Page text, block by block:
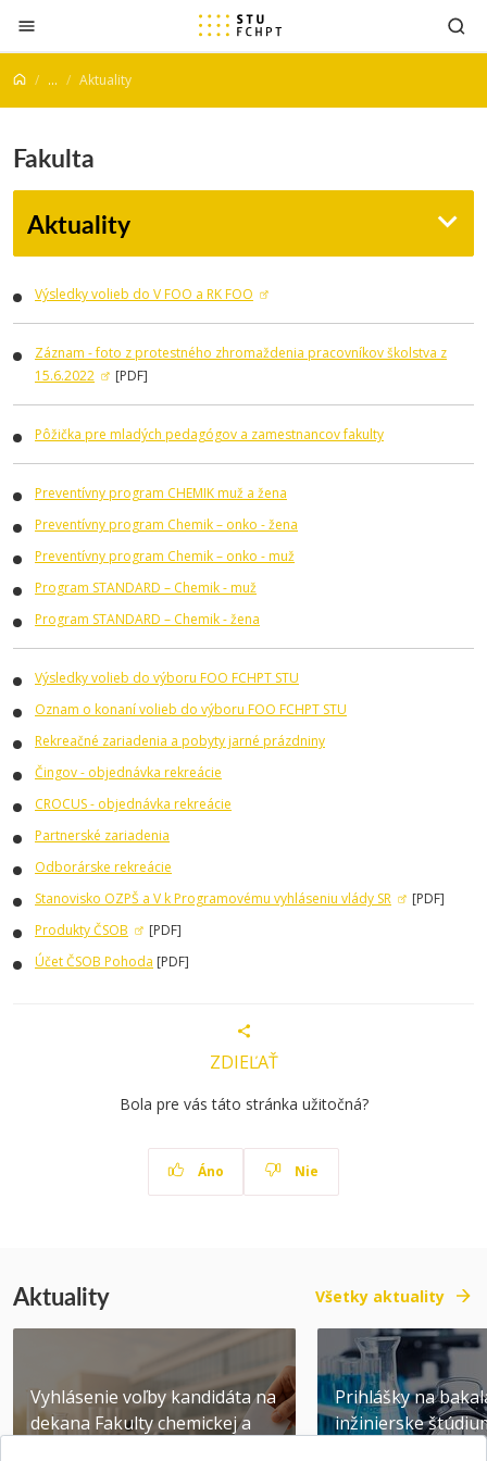
Prejsť na obsah
... Aktuality
Fakulta
Aktuality
Výsledky volieb do V FOO a RK FOO
Záznam - foto z protestného zhromaždenia pracovníkov školstva z
15.6.2022
[PDF]
Pôžička pre mladých pedagógov a zamestnancov fakulty
Preventívny program CHEMIK muž a žena
Preventívny program Chemik – onko - žena
Preventívny program Chemik – onko - muž
Program STANDARD – Chemik - muž
Program STANDARD – Chemik - žena
Výsledky volieb do výboru FOO FCHPT STU
Oznam o konaní volieb do výboru FOO FCHPT STU
Rekreačné zariadenia a pobyty jarné prázdniny
Čingov - objednávka rekreácie
CROCUS - objednávka rekreácie
Partnerské zariadenia
Odborárske rekreácie
Stanovisko OZPŠ a V k Programovému vyhláseniu vlády SR
[PDF]
Produkty ČSOB
[PDF]
Účet ČSOB Pohoda [PDF]
ZDIEĽAŤ
Bola pre vás táto stránka užitočná?
Áno Nie
Aktuality Všetky aktuality
Vyhlásenie voľby kandidáta na
dekana Fakulty chemickej a
Prihlášky na
inžinierske